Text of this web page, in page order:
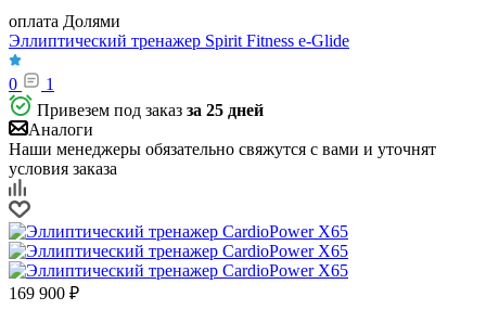
оплата Долями
Эллиптический тренажер Spirit Fitness e-Glide
0
1
Привезем под заказ за 25 дней
Аналоги
Наши менеджеры обязательно свяжутся с вами и уточнят
условия заказа
169 900 ₽